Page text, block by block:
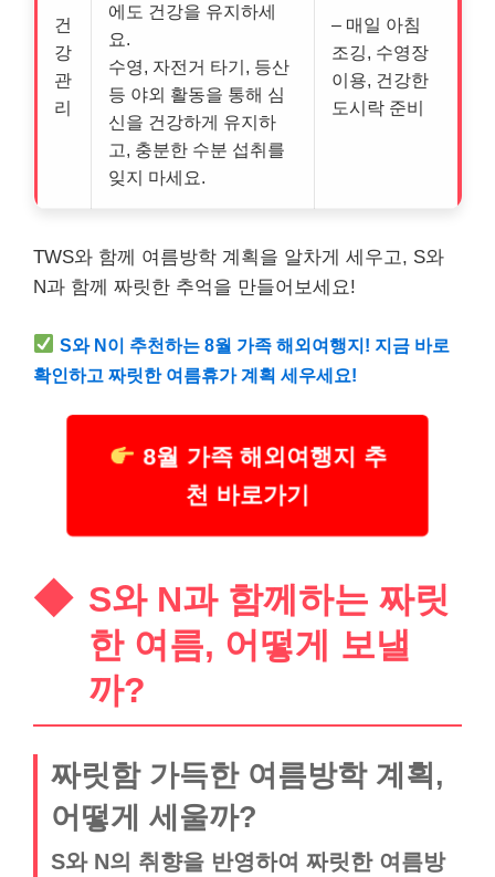
건
강
관
리
에도 건강을 유지하세
요.
수영, 자전거 타기, 등산
등 야외 활동을 통해 심
신을 건강하게 유지하
고, 충분한 수분 섭취를
잊지 마세요.
– 매일 아침
조깅, 수영장
이용, 건강한
도시락 준비
TWS와 함께 여름방학 계획을 알차게 세우고, S와
N과 함께 짜릿한 추억을 만들어보세요!
S와 N이 추천하는 8월 가족 해외여행지! 지금 바로
확인하고 짜릿한 여름휴가 계획 세우세요!
8월 가족 해외여행지 추
천 바로가기
S와 N과 함께하는 짜릿
한 여름, 어떻게 보낼
까?
짜릿함 가득한 여름방학 계획,
어떻게 세울까?
S와 N의 취향을 반영하여 짜릿한 여름방